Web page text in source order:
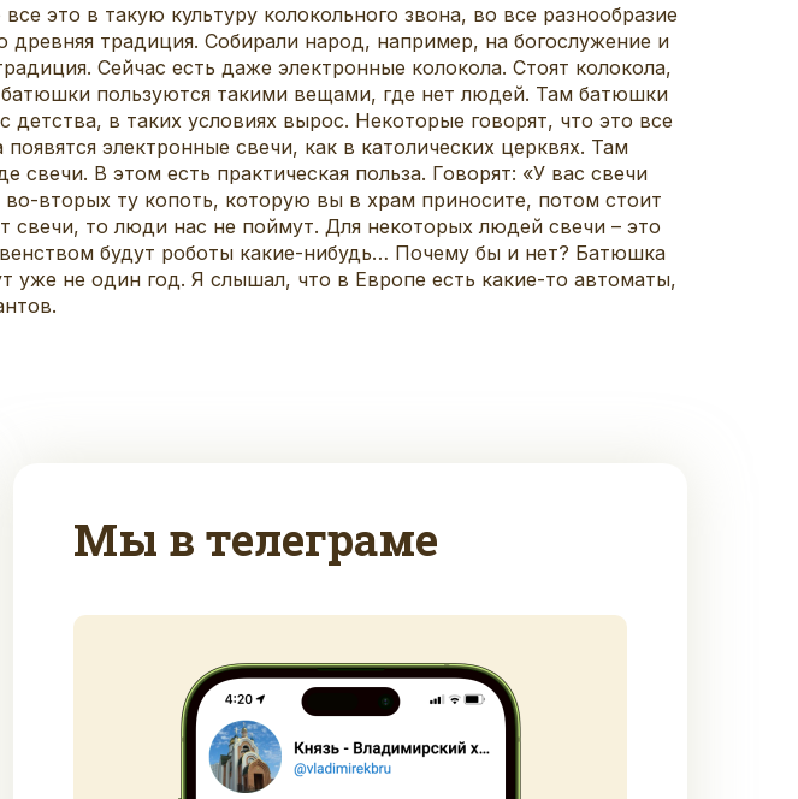
в такую культуру колокольного звона, во все разнообразие
традиция. Собирали народ, например, на богослужение и
Сейчас есть даже электронные колокола. Стоят колокола,
пользуются такими вещами, где нет людей. Там батюшки
в таких условиях вырос. Некоторые говорят, что это все
электронные свечи, как в католических церквях. Там
В этом есть практическая польза. Говорят: «У вас свечи
вторых ту копоть, которую вы в храм приносите, потом стоит
свечи, то люди нас не поймут. Для некоторых людей свечи – это
будут роботы какие-нибудь… Почему бы и нет? Батюшка
не один год. Я слышал, что в Европе есть какие-то автоматы,
Мы в телеграме